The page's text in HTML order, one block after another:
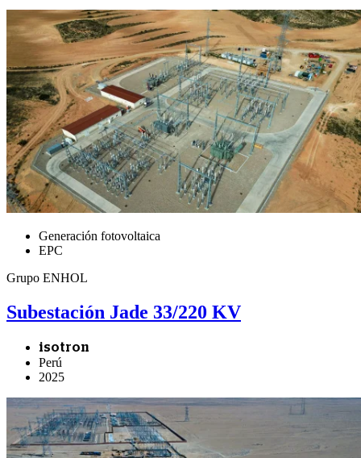
Generación fotovoltaica
EPC
Grupo ENHOL
Subestación Jade 33/220 KV
isotron
Perú
2025